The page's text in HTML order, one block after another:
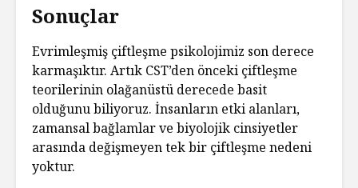
Sonuçlar
Evrimleşmiş çiftleşme psikolojimiz son derece
karmaşıktır. Artık CST’den önceki çiftleşme
teorilerinin olağanüstü derecede basit
olduğunu biliyoruz. İnsanların etki alanları,
zamansal bağlamlar ve biyolojik cinsiyetler
arasında değişmeyen tek bir çiftleşme nedeni
yoktur.